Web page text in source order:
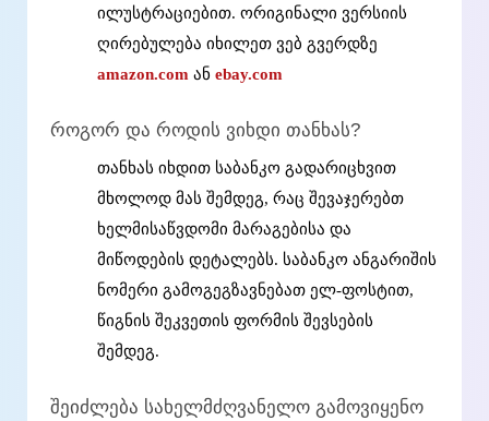
ილუსტრაციებით. ორიგინალი ვერსიის
ღირებულება იხილეთ ვებ გვერდზე
amazon.com ან ebay.com
როგორ და როდის ვიხდი თანხას?
თანხას იხდით საბანკო გადარიცხვით
მხოლოდ მას შემდეგ, რაც შევაჯერებთ
ხელმისაწვდომი მარაგებისა და
მიწოდების დეტალებს. საბანკო ანგარიშის
ნომერი გამოგეგზავნებათ ელ-ფოსტით,
წიგნის შეკვეთის ფორმის შევსების
შემდეგ.
შეიძლება სახელმძღვანელო გამოვიყენო